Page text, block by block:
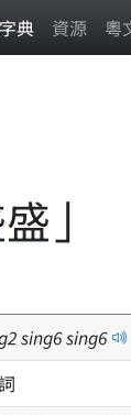
典 資源 粵
」
2sing6sing6